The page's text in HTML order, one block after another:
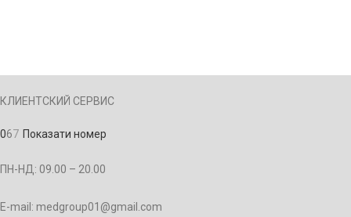
КЛИЕНТСКИЙ СЕРВИС
067 Показати номер
ПН-НД: 09.00 – 20.00
E-mail: medgroup01@gmail.com